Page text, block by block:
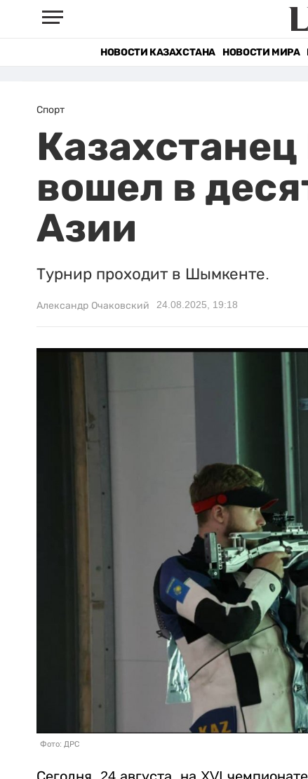
НОВОСТИ КАЗАХСТАНА НОВОСТИ МИРА
Спорт
вошел в
Азии
Турнир проходит в Шымкенте.
Александр Очаковский 24.08.2025, 19:18
Фото: ДРС